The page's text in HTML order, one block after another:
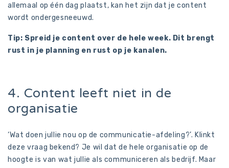
allemaal op één dag plaatst, kan het zijn dat je content
wordt ondergesneeuwd.
Tip: Spreid je content over de hele week. Dit brengt
rust in je planning en rust op je kanalen.
4. Content leeft niet in de
organisatie
‘Wat doen jullie nou op de communicatie-afdeling?’. Klinkt
deze vraag bekend? Je wil dat de hele organisatie op de
hoogte is van wat jullie als communiceren als bedrijf. Maar